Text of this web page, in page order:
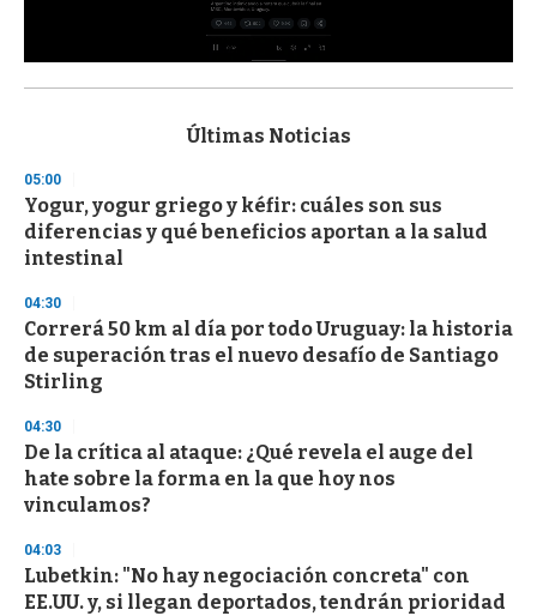
s
d
s
o
f
3
s
e
c
o
n
Últimas Noticias
05:00
Yogur, yogur griego y kéfir: cuáles son sus
diferencias y qué beneficios aportan a la salud
intestinal
04:30
Correrá 50 km al día por todo Uruguay: la historia
de superación tras el nuevo desafío de Santiago
Stirling
04:30
De la crítica al ataque: ¿Qué revela el auge del
hate sobre la forma en la que hoy nos
vinculamos?
04:03
Lubetkin: "No hay negociación concreta" con
EE.UU. y, si llegan deportados, tendrán prioridad